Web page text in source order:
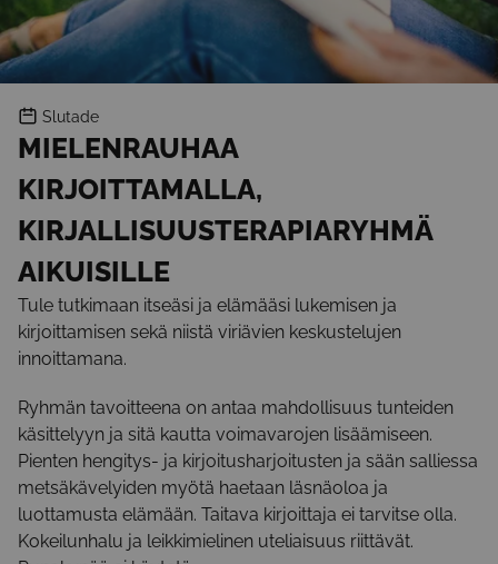
Slutade
MIELENRAUHAA
KIRJOITTAMALLA,
KIRJALLISUUSTERAPIARYHMÄ
AIKUISILLE
Tule tutkimaan itseäsi ja elämääsi lukemisen ja
kirjoittamisen sekä niistä viriävien keskustelujen
innoittamana.
Ryhmän tavoitteena on antaa mahdollisuus tunteiden
käsittelyyn ja sitä kautta voimavarojen lisäämiseen.
Pienten hengitys- ja kirjoitusharjoitusten ja sään salliessa
metsäkävelyiden myötä haetaan läsnäoloa ja
luottamusta elämään. Taitava kirjoittaja ei tarvitse olla.
Kokeilunhalu ja leikkimielinen uteliaisuus riittävät.